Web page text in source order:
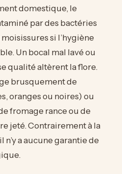
domestique, le
par des bactéries
si l’hygiène
Un bocal mal lavé ou
qualité altèrent la flore.
brusquement de
oranges ou noires) ou
fromage rance ou de
jeté. Contrairement à la
a aucune garantie de